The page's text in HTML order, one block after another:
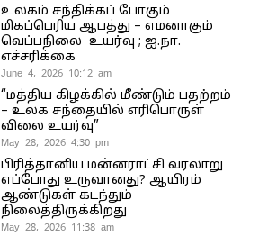
உலகம் சந்திக்கப் போகும்
மிகப்பெரிய ஆபத்து – எமனாகும்
வெப்பநிலை உயர்வு ; ஐ.நா.
எச்சரிக்கை
June 4, 2026 10:12 am
“மத்திய கிழக்கில் மீண்டும் பதற்றம்
– உலக சந்தையில் எரிபொருள்
விலை உயர்வு”
May 28, 2026 4:30 pm
பிரித்தானிய மன்னராட்சி வரலாறு
எப்போது உருவானது? ஆயிரம்
ஆண்டுகள் கடந்தும்
நிலைத்திருக்கிறது
May 28, 2026 11:38 am